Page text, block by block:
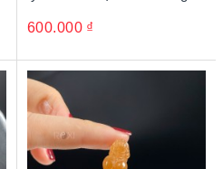
600.000 ₫